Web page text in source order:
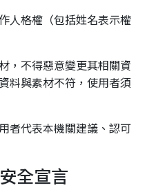
人格權（包括姓名表示權
，不得惡意變更其相關資
料與素材不符，使用者須
者代表本機關建議、認可
全宣言